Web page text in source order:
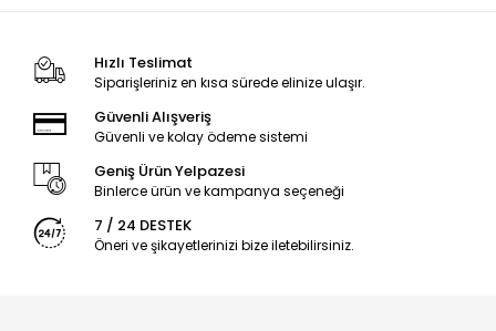
Hızlı Teslimat
Siparişleriniz en kısa sürede elinize ulaşır.
Güvenli Alışveriş
Güvenli ve kolay ödeme sistemi
Geniş Ürün Yelpazesi
Binlerce ürün ve kampanya seçeneği
7 / 24 DESTEK
Öneri ve şikayetlerinizi bize iletebilirsiniz.